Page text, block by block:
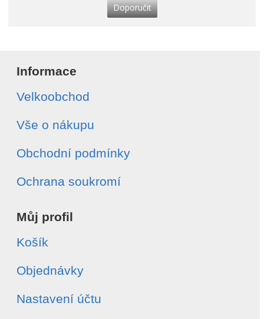
Doporučit
Informace
Velkoobchod
Vše o nákupu
Obchodní podmínky
Ochrana soukromí
Můj profil
Košík
Objednávky
Nastavení účtu